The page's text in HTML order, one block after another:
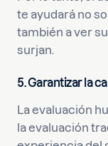
te ayudará no
también a ver
surjan.
5. Garantizar la
La evaluación
la evaluación